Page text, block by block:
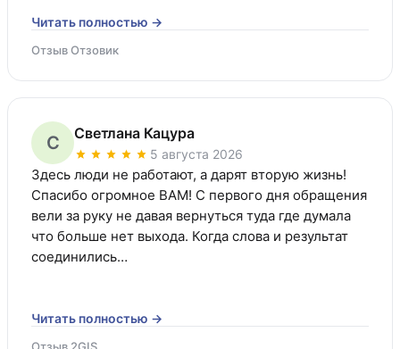
Читать полностью →
Отзыв Отзовик
С Светлана Кацура
5 августа 2026
Здесь люди не работают, а дарят вторую жизнь!
Спасибо огромное ВАМ! С первого дня обращения
вели за руку не давая вернуться туда где думала
что больше нет выхода. Когда слова и результат
соединились…
Читать полностью →